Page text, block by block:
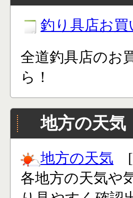
釣り具店お買
全道釣具店のお
ら！
地方の天気
地方の天気 [
各地方の天気や